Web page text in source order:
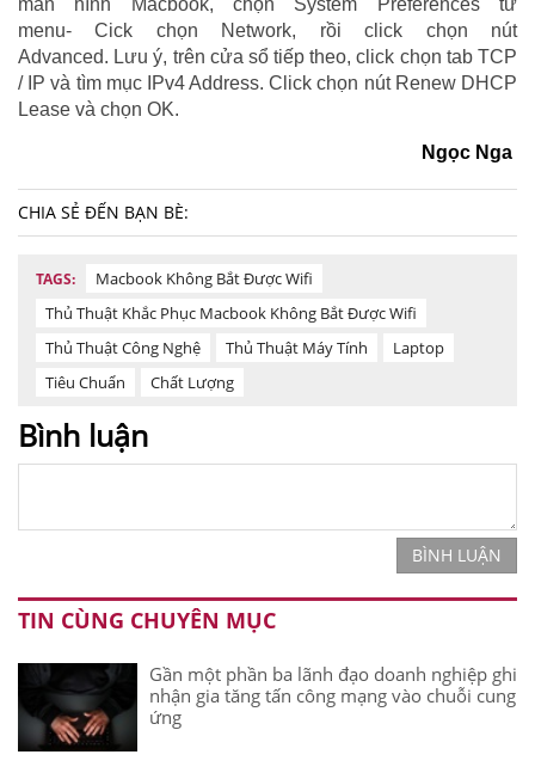
menu- Cick chọn Network, rồi click chọn nút
Advanced. Lưu ý, trên cửa sổ tiếp theo, click chọn tab TCP
/ IP và tìm mục IPv4 Address. Click chọn nút Renew DHCP
Lease và chọn OK.
Ngọc Nga
CHIA SẺ ĐẾN BẠN BÈ:
TAGS:
Macbook Không Bắt Được Wifi
Thủ Thuật Khắc Phục Macbook Không Bắt Được Wifi
Thủ Thuật Công Nghệ
Thủ Thuật Máy Tính
Laptop
Tiêu Chuẩn
Chất Lượng
Bình luận
BÌNH LUẬN
TIN CÙNG CHUYÊN MỤC
Gần một phần ba lãnh đạo doanh nghiệp ghi
nhận gia tăng tấn công mạng vào chuỗi cung
ứng